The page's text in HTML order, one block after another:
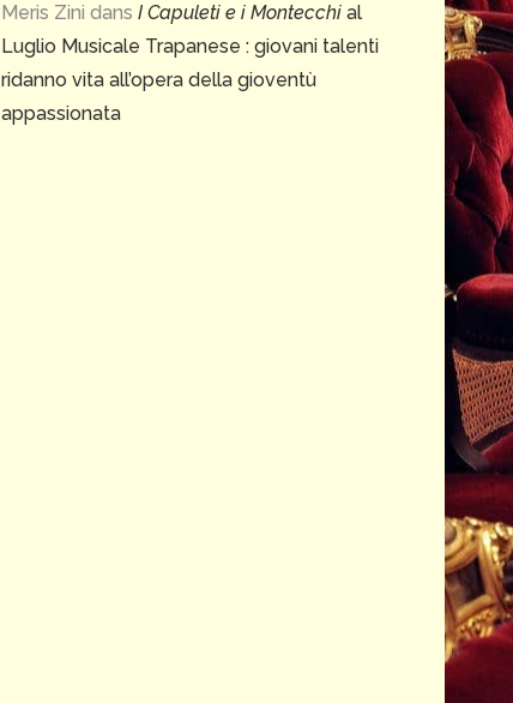
Meris Zini dans I Capuleti e i Montecchi al
Luglio Musicale Trapanese : giovani talenti
ridanno vita all’opera della gioventù
appassionata